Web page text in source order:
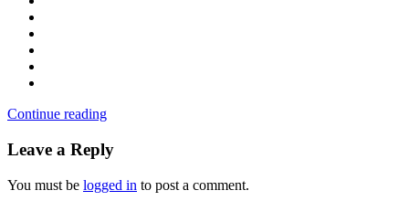
Continue reading
Leave a Reply
You must be logged in to post a comment.